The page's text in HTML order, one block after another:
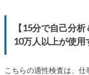
【15分で自己分析
10万人以上が使
こちらの適性検査は、